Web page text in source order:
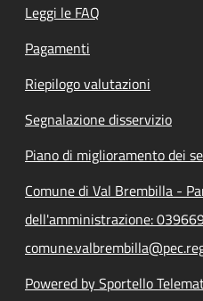
Leggi le FAQ
Pagamenti
Riepilogo valutazioni
Segnalazione disservizio
Piano di miglioramento dei
Comune di Val Brembilla -
dell'amministrazione:
Powered by Sportello